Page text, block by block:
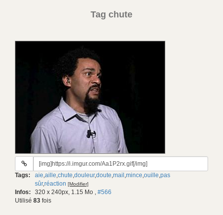
Tag chute
URL
gif:
Tags: aie,aille,chute,douleur,doute,mail ,mince,ouille,pas
sûr,réaction [Modifier]
Infos: 320 x 240px, 1.15 Mo , #566
Utilisé 83 fois